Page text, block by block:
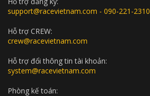
support@racevietnam.com - 090-221-2310
Hỗ trợ CREW:
crew@racevietnam.com
Hỗ trợ đổi thông tin tài khoản:
system@racevietnam.com
Phòng kế toán: